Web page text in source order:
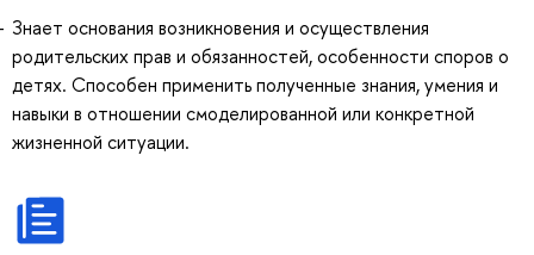
Знает основания возникновения и осуществления
родительских прав и обязанностей, особенности споров о
детях. Способен применить полученные знания, умения и
навыки в отношении смоделированной или конкретной
жизненной ситуации.